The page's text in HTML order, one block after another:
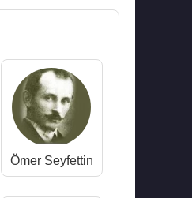
Ömer Seyfettin